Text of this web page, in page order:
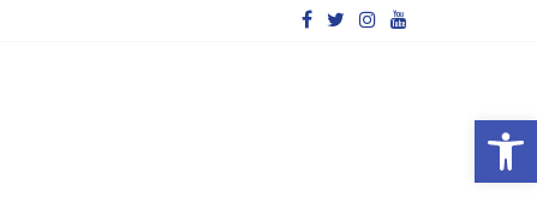
Barra de Ferramentas Aberta